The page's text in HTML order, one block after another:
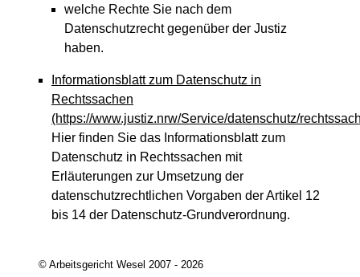
welche Rechte Sie nach dem
Datenschutzrecht gegenüber der Justiz
haben.
Informationsblatt zum Datenschutz in
Rechtssachen
(https://www.justiz.nrw/Service/datenschutz/
Hier finden Sie das Informationsblatt zum
Datenschutz in Rechtssachen mit
Erläuterungen zur Umsetzung der
datenschutzrechtlichen Vorgaben der Artikel 12
bis 14 der Datenschutz-Grundverordnung.
© Arbeitsgericht Wesel 2007 - 2026